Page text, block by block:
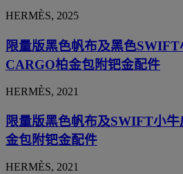
HERMÈS, 2025
限量版黑色帆布及黑色
CARGO柏金包附钯金配件
HERMÈS, 2021
限量版黑色帆布及SWIFT小
金包附钯金配件
HERMÈS, 2021